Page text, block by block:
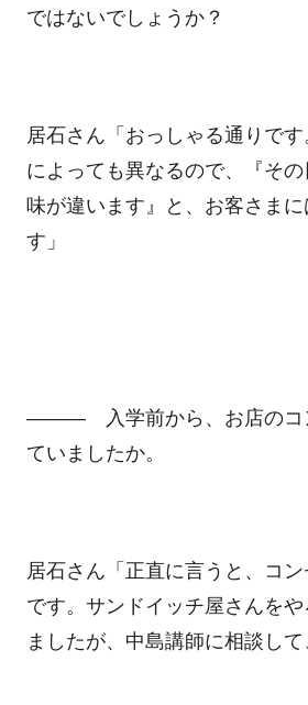
ではないでしょうか？
居石さん「おっしゃる通りで
によっても異なるので、『そ
味が違います』と、お客さま
す」
――― 入学前から、お店のコ
ていましたか。
居石さん「正直に言うと、コ
です。サンドイッチ屋さんを
ましたが、中島講師に相談して